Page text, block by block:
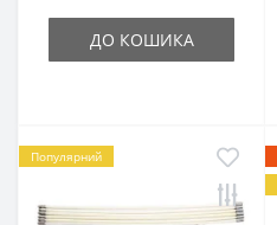
ДО КОШИКА
Популярний